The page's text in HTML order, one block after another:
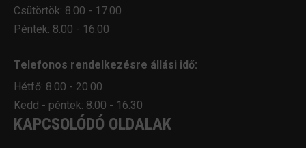
Csütörtök: 8.00 - 17.00
Péntek: 8.00 - 16.00
Telefonos rendelkezésre állási idő:
Hétfő: 8.00 - 20.00
Kedd - péntek: 8.00 - 16.30
KAPCSOLÓDÓ OLDALAK